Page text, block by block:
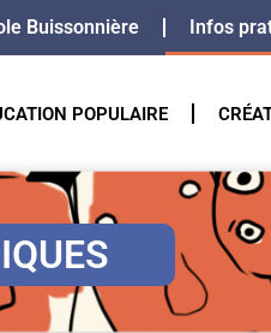
Buissonnière Infos
POPULAIRE